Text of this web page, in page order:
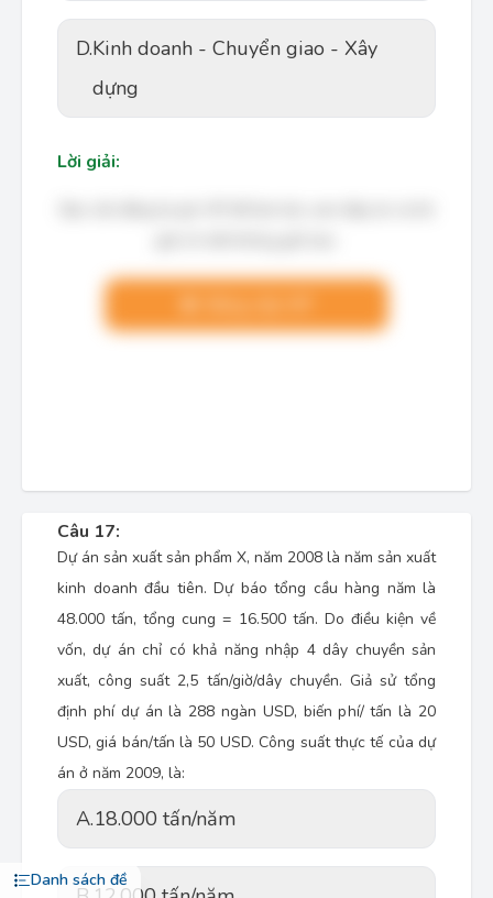
Danh sách đề
D.Kinh doanh - Chuyển giao - Xây
dựng
Lời giải:
Câu 17:
Dự án sản xuất sản phẩm X, năm 2008 là năm sản xuất
kinh doanh đầu tiên. Dự báo tổng cầu hàng năm là
48.000 tấn, tổng cung = 16.500 tấn. Do điều kiện về
vốn, dự án chỉ có khả năng nhập 4 dây chuyền sản
xuất, công suất 2,5 tấn/giờ/dây chuyền. Giả sử tổng
định phí dự án là 288 ngàn USD, biến phí/ tấn là 20
USD, giá bán/tấn là 50 USD. Công suất thực tế của dự
án ở năm 2009, là:
A.18.000 tấn/năm